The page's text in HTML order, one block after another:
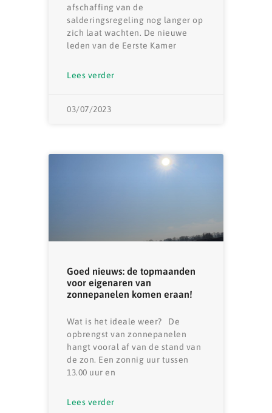
afschaffing van de
salderingsregeling nog langer op
zich laat wachten. De nieuwe
leden van de Eerste Kamer
Lees verder
03/07/2023
Goed nieuws: de topmaanden
voor eigenaren van
zonnepanelen komen eraan!
Wat is het ideale weer? De
opbrengst van zonnepanelen
hangt vooral af van de stand van
de zon. Een zonnig uur tussen
13.00 uur en
Lees verder